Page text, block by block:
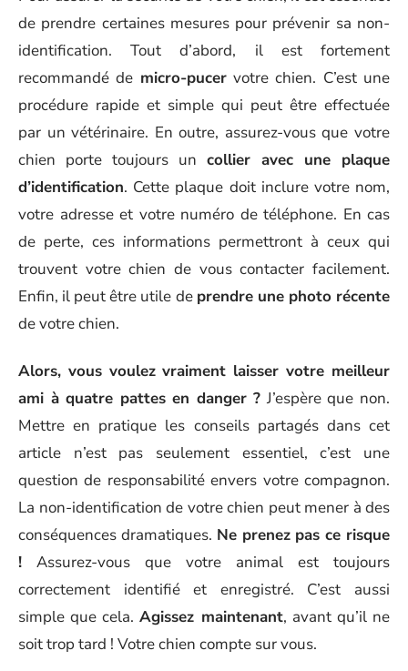
de prendre certaines mesures pour prévenir sa non-
identification. Tout d’abord, il est fortement
recommandé de micro-pucervotre chien. C’est une
procédure rapide et simple qui peut être effectuée
par un vétérinaire. En outre, assurez-vous que votre
chien porte toujours un collier avec une plaque
d’identification. Cette plaque doit inclure votre nom,
votre adresse et votre numéro de téléphone. En cas
de perte, ces informations permettront à ceux qui
trouvent votre chien de vous contacter facilement.
Enfin, il peut être utile de prendre une photo récente
de votre chien.
Alors, vous voulez vraiment laisser votre meilleur
ami à quatre pattes en danger ? J’espère que non.
Mettre en pratique les conseils partagés dans cet
article n’est pas seulement essentiel, c’est une
question de responsabilité envers votre compagnon.
La non-identification de votre chien peut mener à des
conséquences dramatiques. Ne prenez pas ce risque
! Assurez-vous que votre animal est toujours
correctement identifié et enregistré. C’est aussi
simple que cela.Agissez maintenant, avant qu’il ne
soit trop tard ! Votre chien compte sur vous.